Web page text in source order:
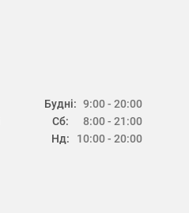
Будні:
Сб:
Нд:
9:00 - 20:00
8:00 - 21:00
10:00 - 20:00